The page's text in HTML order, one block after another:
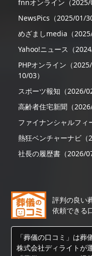
fnnオンライン（2025/
NewsPics（2025/01/30
めざましmedia（2025/
Yahoo!ニュース（
PHPオンライン（
10/03）
スポーツ報知（2026/
高齢者住宅新聞（
ファイナンシャルフィ
熱狂ベンチャーナビ（
社長の履歴書（2026/
評判の良い
依頼できる
「葬儀の口コミ」は
株式会社ディライトが